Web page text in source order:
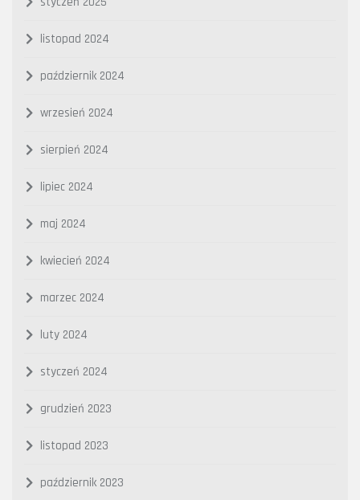
listopad 2024
październik 2024
wrzesień 2024
sierpień 2024
lipiec 2024
maj 2024
kwiecień 2024
marzec 2024
luty 2024
styczeń 2024
grudzień 2023
listopad 2023
październik 2023